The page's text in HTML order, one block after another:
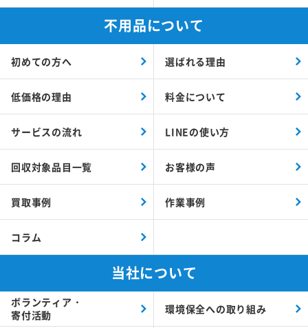
不用品について
初めての方へ 選ばれる理由
低価格の理由 料金について
サービスの流れ LINEの使い方
回収対象品目一覧 お客様の声
買取事例 作業事例
コラム
当社について
ボランティア・
寄付活動
環境保全への取り組み